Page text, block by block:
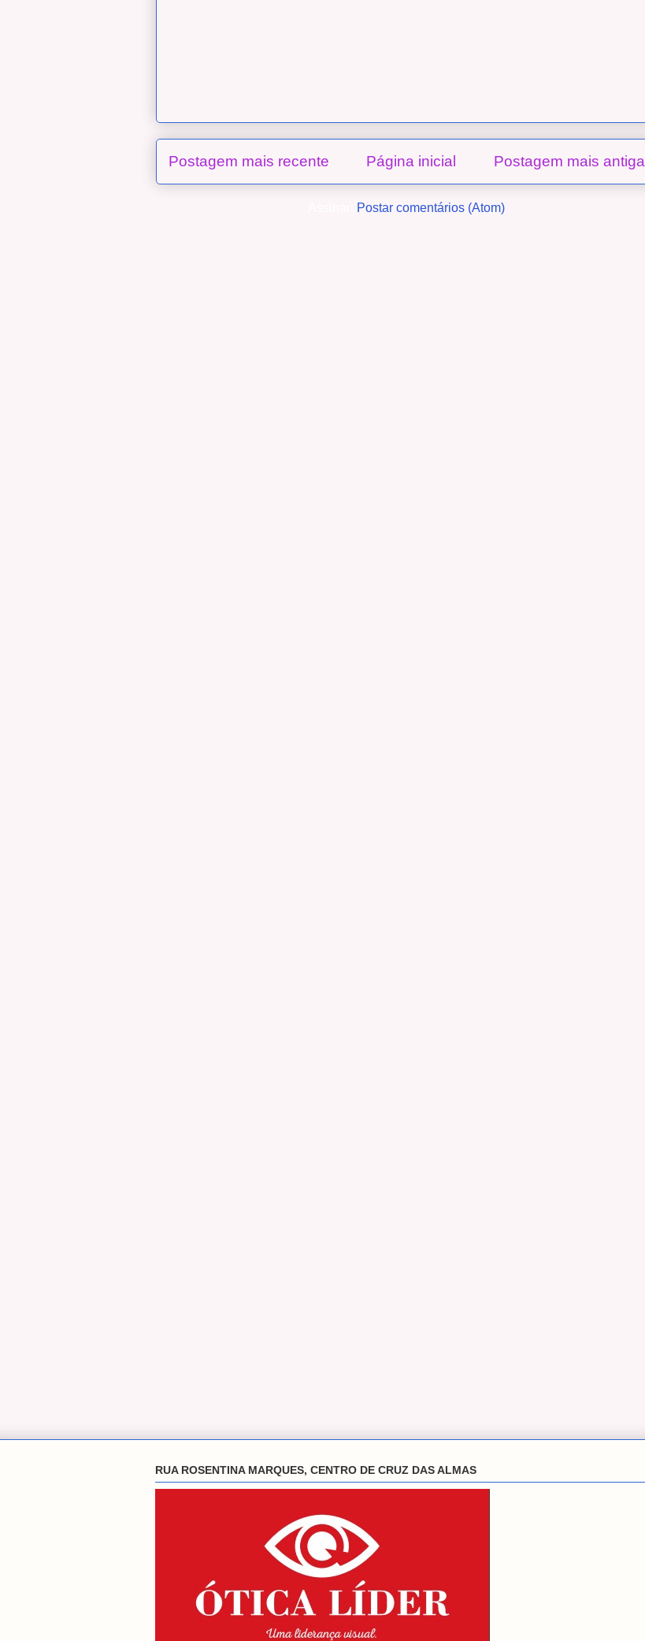
Postagem mais recente Postagem mais antiga
Página inicial
Postar comentários (Atom)
RUA ROSENTINA MARQUES, CENTRO DE CRUZ DAS ALMAS